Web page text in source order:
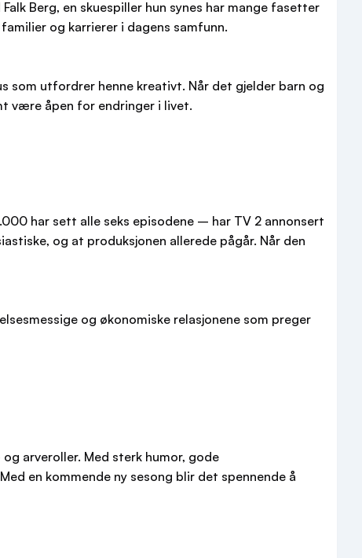
Berg, en skuespiller hun synes har mange fasetter
og karrierer i dagens samfunn.
som utfordrer henne kreativt. Når det gjelder barn og
være åpen for endringer i livet.
har sett alle seks episodene – har TV 2 annonsert
og at produksjonen allerede pågår. Når den
og økonomiske relasjonene som preger
arveroller. Med sterk humor, gode
en kommende ny sesong blir det spennende å